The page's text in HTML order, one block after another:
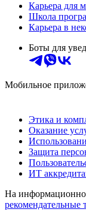
Карьера для
Школа
Карьера в
Боты для
Мобильное
Этика и
Оказание
Защита
ИТ
На
рекомендательные